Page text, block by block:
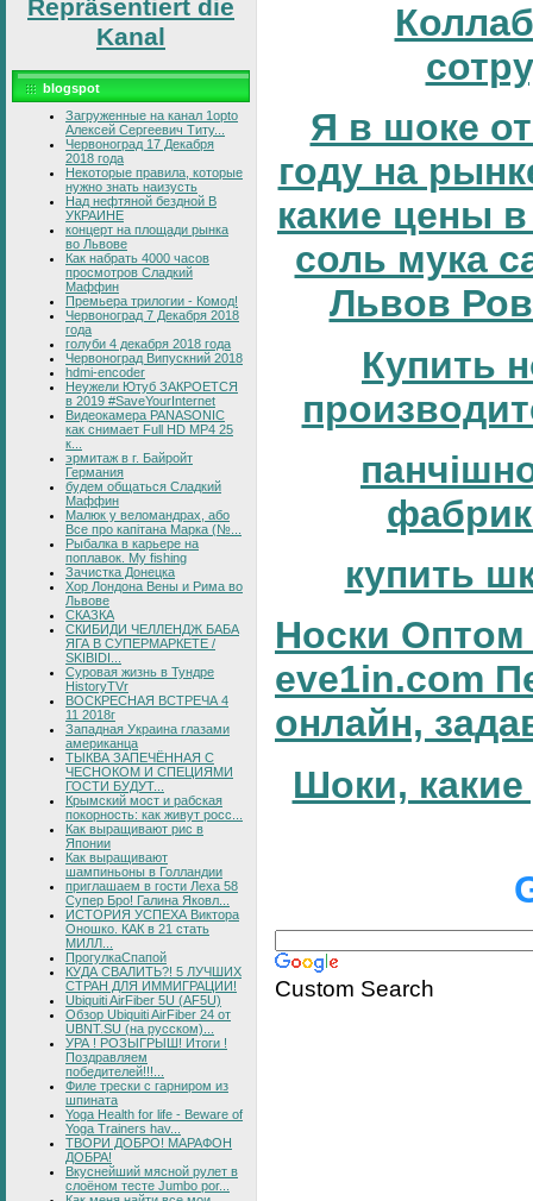
Repräsentiert die
Kanal
blogspot
Загруженные на канал 1opto
Алексей Сергеевич Титу...
Червоноград 17 Декабря
2018 года
Некоторые правила, которые
нужно знать наизусть
Над нефтяной бездной В
УКРАИНЕ
концерт на площади рынка
во Львове
Как набрать 4000 часов
просмотров Сладкий
Маффин
Премьера трилогии - Комод!
Червоноград 7 Декабря 2018
года
голуби 4 декабря 2018 года
Червоноград Випускний 2018
hdmi-encoder
Неужели Ютуб ЗАКРОЕТСЯ
в 2019 #SaveYourInternet
Видеокамера PANASONIC
как снимает Full HD MP4 25
к...
эрмитаж в г. Байройт
Германия
будем общаться Сладкий
Маффин
Малюк у веломандрах, або
Все про капітана Марка (№...
Рыбалка в карьере на
поплавок. My fishing
Зачистка Донецка
Хор Лондона Вены и Рима во
Львове
СКАЗКА
СКИБИДИ ЧЕЛЛЕНДЖ БАБА
ЯГА В СУПЕРМАРКЕТЕ /
SKIBIDI...
Суровая жизнь в Тундре
HistoryTVr
ВОСКРЕСНАЯ ВСТРЕЧА 4
11 2018г
Западная Украина глазами
американца
ТЫКВА ЗАПЕЧЁННАЯ С
ЧЕСНОКОМ И СПЕЦИЯМИ
ГОСТИ БУДУТ...
Крымский мост и рабская
покорность: как живут росс...
Как выращивают рис в
Японии
Как выращивают
шампиньоны в Голландии
приглашаем в гости Леха 58
Супер Бро! Галина Яковл...
ИСТОРИЯ УСПЕХА Виктора
Оношко. КАК в 21 стать
МИЛЛ...
ПрогулкаСпапой
КУДА СВАЛИТЬ?! 5 ЛУЧШИХ
СТРАН ДЛЯ ИММИГРАЦИИ!
Ubiquiti AirFiber 5U (AF5U)
Обзор Ubiquiti AirFiber 24 от
UBNT.SU (на русском)...
УРА ! РОЗЫГРЫШ! Итоги !
Поздравляем
победителей!!!...
Филе трески с гарниром из
шпината
Yoga Health for life - Beware of
Yoga Trainers hav...
ТВОРИ ДОБРО! МАРАФОН
ДОБРА!
Вкуснейший мясной рулет в
слоёном тесте Jumbo por...
Я в шоке
году на
какие цены
соль мука
Львов
Купить
купить
Носки Оптом
eve1in.com
онлайн,
Шоки, какие
Custom Search